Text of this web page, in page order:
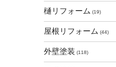
樋リフォーム (19)
屋根リフォーム (44)
外壁塗装 (118)